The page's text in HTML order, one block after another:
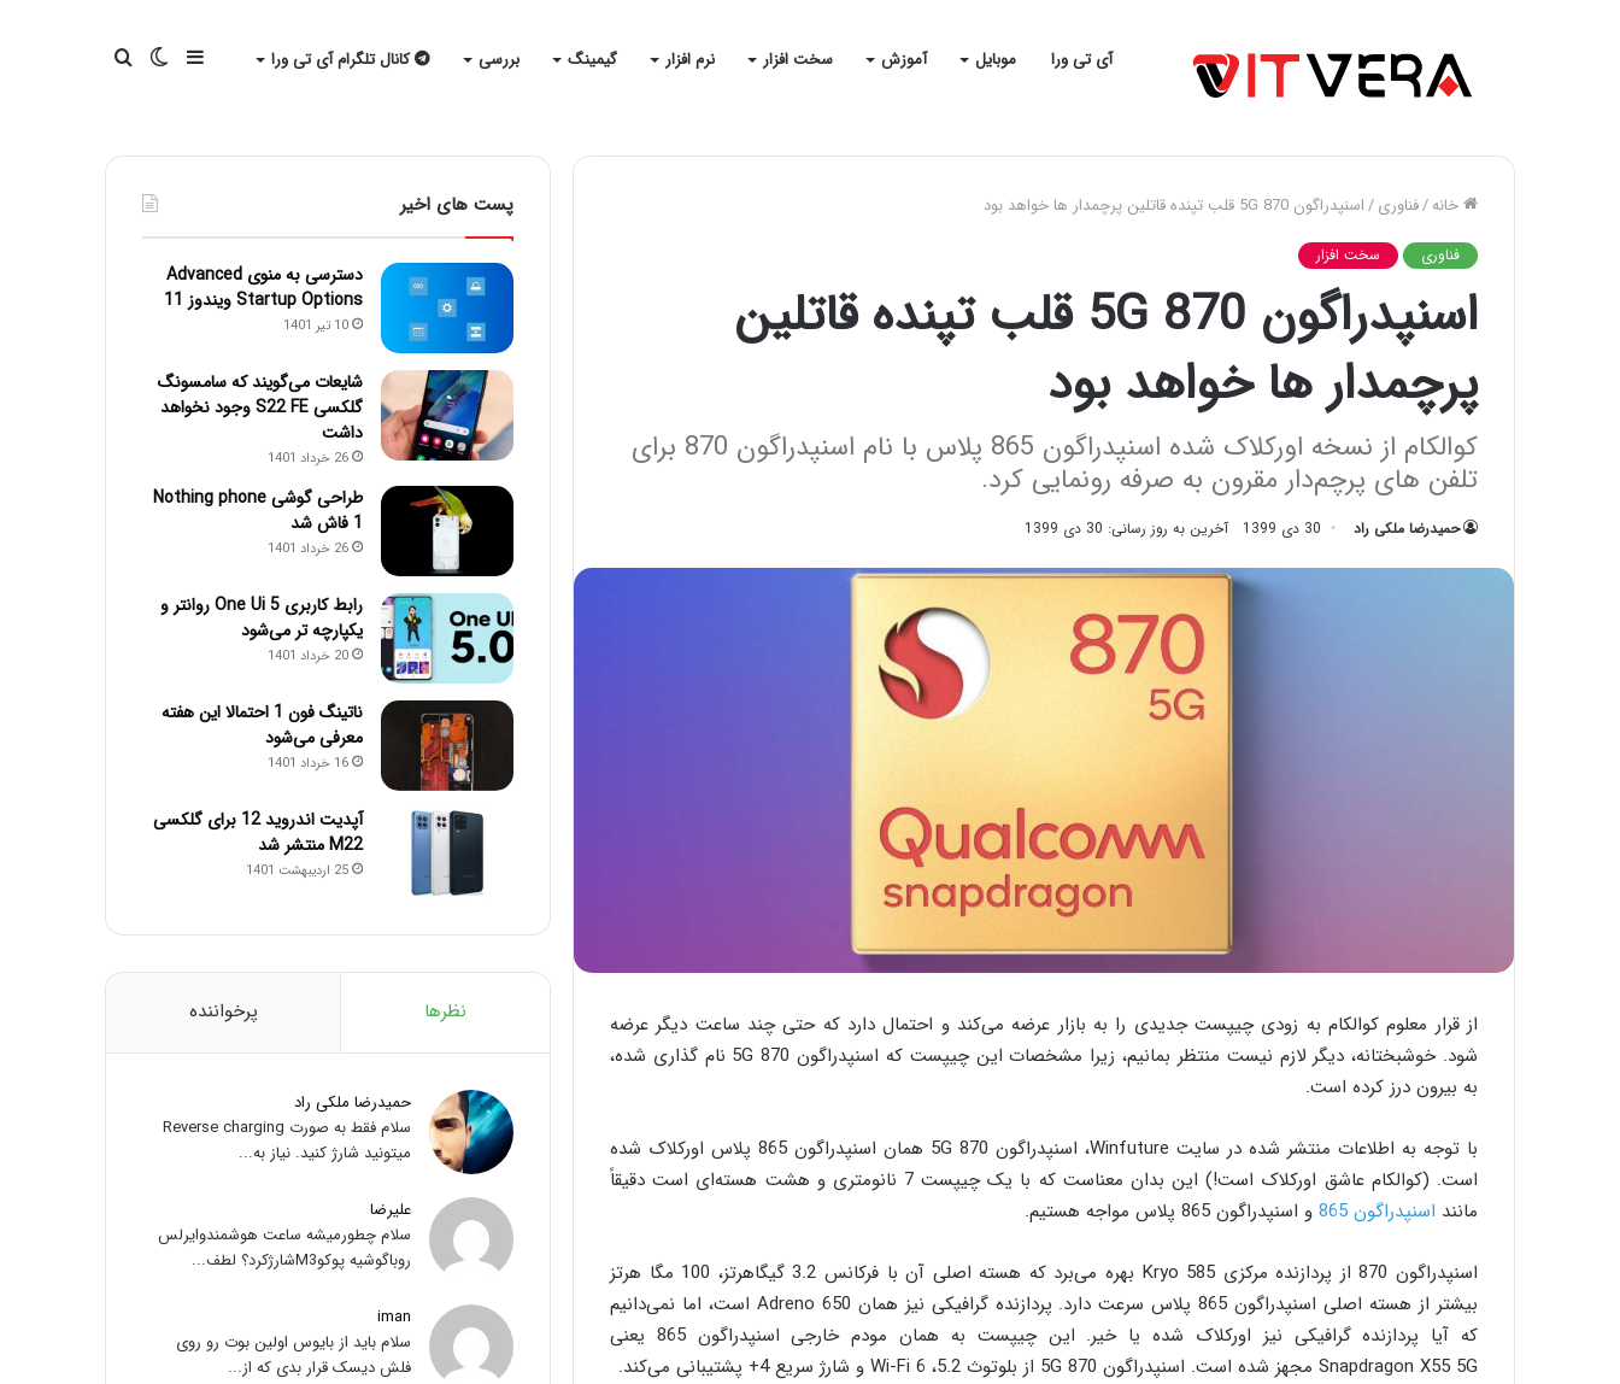
آی تی ورا موبایل آموزش سخت افزار نرم افزار گیمینگ بررسی کانال تلگرام آی تی ورا تغییرسایدبار
خانه/فناوری/اسنپدراگون 870 5G قلب تپنده قاتلین پرچمدار ها خواهد بود
فناوری سخت افزار
اسنپدراگون 870 5G قلب تپنده قاتلین
پرچمدار ها خواهد بود
کوالکام از نسخه اورکلاک شده اسنپدراگون 865 پلاس با نام اسنپدراگون 870 برای
تلفن های پرچم‌دار مقرون به صرفه رونمایی کرد.
حمیدرضا ملکی راد 30 دی 1399 آخرین به روز رسانی: 30 دی 1399
از قرار معلوم کوالکام به زودی چیپست جدیدی را به بازار عرضه می‌کند و احتمال دارد که حتی چند ساعت دیگر عرضه
شود. خوشبختانه، دیگر لازم نیست منتظر بمانیم، زیرا مشخصات این چیپست که اسنپدراگون 870 5G نام گذاری شده،
به بیرون درز کرده است.
با توجه به اطلاعات منتشر شده در سایت Winfuture، اسنپدراگون 870 5G همان اسنپدراگون 865 پلاس اورکلاک شده
است. (کوالکام عاشق اورکلاک است!) این بدان معناست که با یک چیپست 7 نانومتری و هشت هسته‌ای است دقیقاً
مانند اسنپدراگون 865 و اسنپدراگون 865 پلاس مواجه هستیم.
اسنپدراگون 870 از پردازنده مرکزی Kryo 585 بهره می‌برد که هسته اصلی آن با فرکانس 3.2 گیگاهرتز، 100 مگا هرتز
بیشتر از هسته اصلی اسنپدراگون 865 پلاس سرعت دارد. پردازنده گرافیکی نیز همان Adreno 650 است، اما نمی‌دانیم
که آیا پردازنده گرافیکی نیز اورکلاک شده یا خیر. این چیپست به همان مودم خارجی اسنپدراگون 865 یعنی
Snapdragon X55 5G مجهز شده است. اسنپدراگون 870 5G از بلوتوث 5.2، Wi-Fi 6 و شارژ سریع 4+ پشتیبانی می‌کند.
پست های اخیر
دسترسی به منوی Advanced
Startup Options ویندوز 11
10 تیر 1401
شایعات می‌گویند که سامسونگ
گلکسی S22 FE وجود نخواهد
داشت
26 خرداد 1401
طراحی گوشی Nothing phone
1 فاش شد
26 خرداد 1401
رابط کاربری One Ui 5 روانتر و
یکپارچه تر می‌شود
20 خرداد 1401
ناتینگ فون 1 احتمالا این هفته
معرفی می‌شود
16 خرداد 1401
آپدیت اندروید 12 برای گلکسی
M22 منتشر شد
25 اردیبهشت 1401
نظرها پرخواننده
حمیدرضا ملکی راد
سلام فقط به صورت Reverse charging
میتونید شارژ کنید. نیاز به...
علیرضا
سلام چطورمیشه ساعت هوشمندوایرلس
روباگوشیه پوکوM3شارژکرد؟ لطف...
iman
سلام باید از بایوس اولین بوت رو روی
فلش دیسک قرار بدی که از...